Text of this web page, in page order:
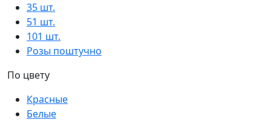
35 шт.
51 шт.
101 шт.
Розы поштучно
По цвету
Красные
Белые